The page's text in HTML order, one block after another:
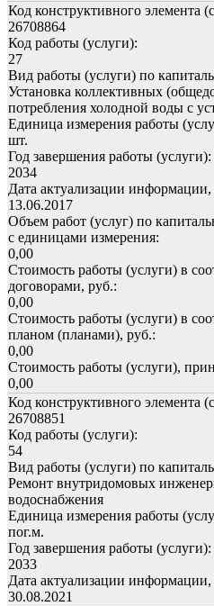
Код конструктивного элемента
26708864
Код работы (услуги):
27
Вид работы (услуги) по
Установка коллективных
потребления холодной воды с
Единица измерения работы
шт.
Год завершения работы (услуги):
2034
Дата актуализации информации,
13.06.2017
Объем работ (услуг) по
с единицами измерения:
0,00
Стоимость работы (услуги) в
договорами, руб.:
0,00
Стоимость работы (услуги) в
планом (планами), руб.:
0,00
Стоимость работы (услуги),
0,00
Код конструктивного элемента
26708851
Код работы (услуги):
54
Вид работы (услуги) по
Ремонт внутридомовых
водоснабжения
Единица измерения работы
пог.м.
Год завершения работы (услуги):
2033
Дата актуализации информации,
30.08.2021